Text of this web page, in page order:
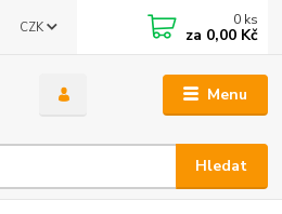
Menu
CZK
Hledat
0 ks
za 0,00 Kč